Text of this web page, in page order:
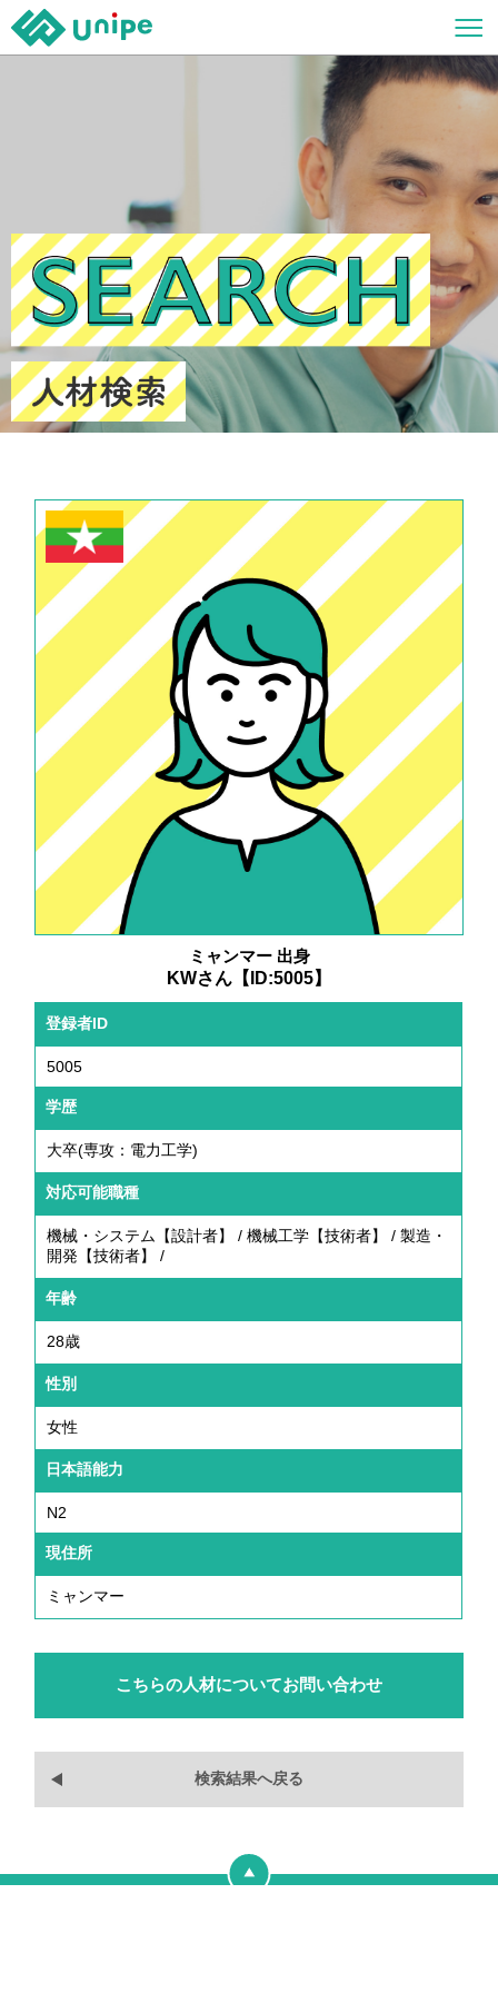
ミャンマー 出身
KWさん【ID:5005】
登録者ID
5005
学歴
大卒(専攻：電力工学)
対応可能職種
機械・システム【設計者】 / 機械工学【技術者】 / 製造・
開発【技術者】 /
年齢
28歳
性別
女性
日本語能力
N2
現住所
ミャンマー
検索結果へ戻る